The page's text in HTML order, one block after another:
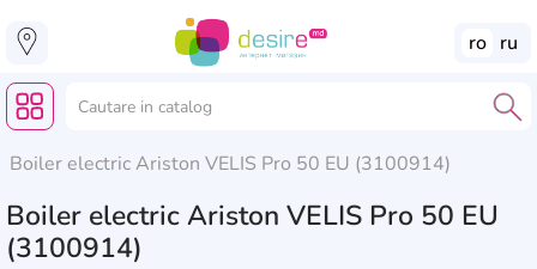
ro ru
Boiler electric Ariston VELIS Pro 50 EU (3100914)
Boiler electric Ariston VELIS Pro 50 EU
(3100914)